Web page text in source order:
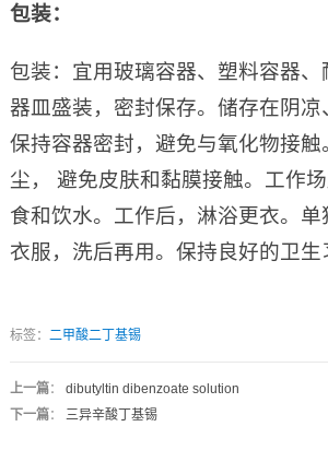
包装：
包装：宜用玻璃容器、塑料容器、
器皿盛装，密封保存。储存在阴凉
保持容器密封，避免与氧化物接触
尘， 避免皮肤和黏膜接触。工作
食和饮水。工作后，淋浴更衣。
衣服，洗后再用。保持良好的卫生
标签： 二甲酸二丁基锡
上一篇： dibutyltin dibenzoate solution
下一篇： 三异辛酸丁基锡